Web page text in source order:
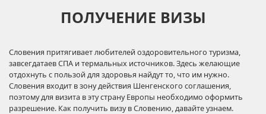
ПОЛУЧЕНИЕ ВИЗЫ
Словения притягивает любителей оздоровительного туризма,
завсегдатаев СПА и термальных источников. Здесь желающие
отдохнуть с пользой для здоровья найдут то, что им нужно.
Словения входит в зону действия Шенгенского соглашения,
поэтому для визита в эту страну Европы необходимо оформить
разрешение. Как получить визу в Словению, давайте узнаем.